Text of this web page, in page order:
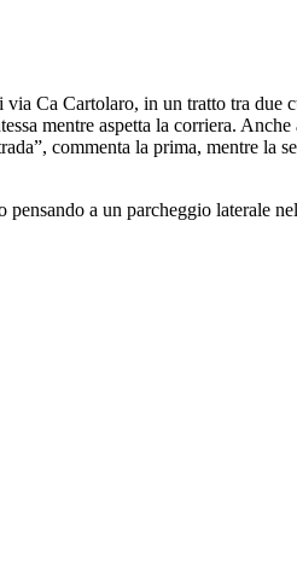
Ca Cartolaro, in un tratto tra due
mentre aspetta la corriera.
commenta la prima, mentre la
a un parcheggio laterale